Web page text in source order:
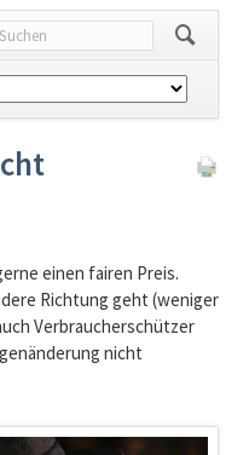
einen fairen Preis.
Richtung geht (weniger
Verbraucherschützer
nicht